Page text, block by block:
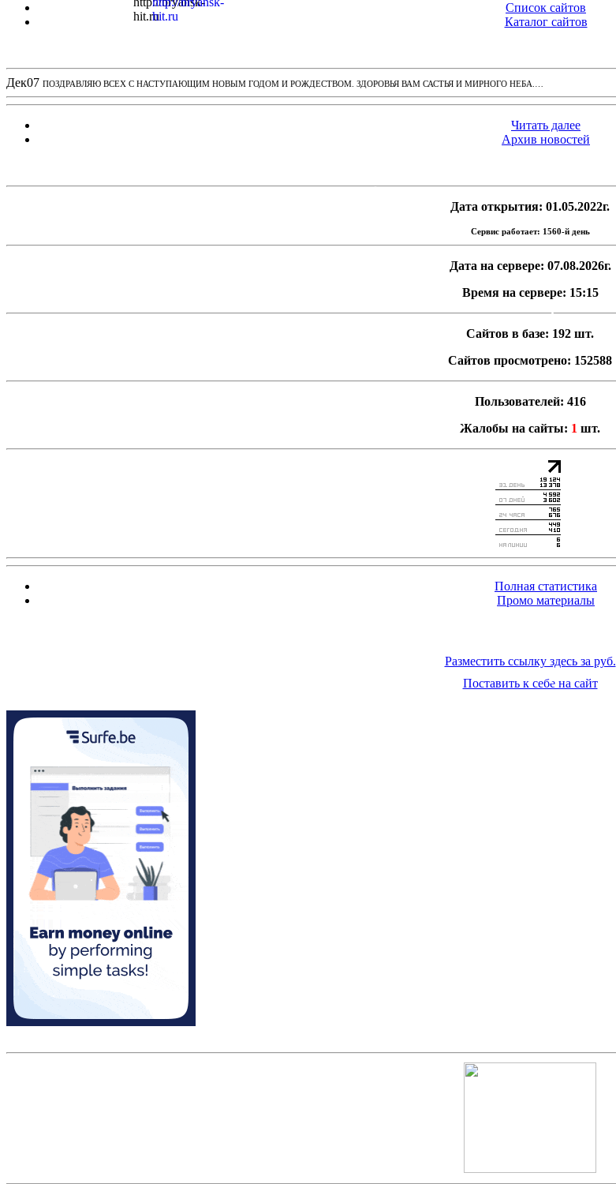
Список сайтов
Каталог сайтов
Дек07 ПОЗДРАВЛЯЮ ВСЕХ С НАСТУПАЮЩИМ НОВЫМ ГОДОМ И РОЖДЕСТВОМ. ЗДОРОВЬЯ ВАМ САСТЬЯ И МИРНОГО НЕБА.…
Читать далее
Архив новостей
Дата открытия: 01.05.2022г.
Сервис работает: 1560-й день
Дата на сервере: 07.08.2026г.
Время на сервере: 15:15
Сайтов в базе: 192 шт.
Сайтов просмотрено: 152588
Пользователей: 416
Жалобы на сайты: 1 шт.
Полная статистика
Промо материалы
Разместить ссылку здесь за руб.
Поставить к себе на сайт